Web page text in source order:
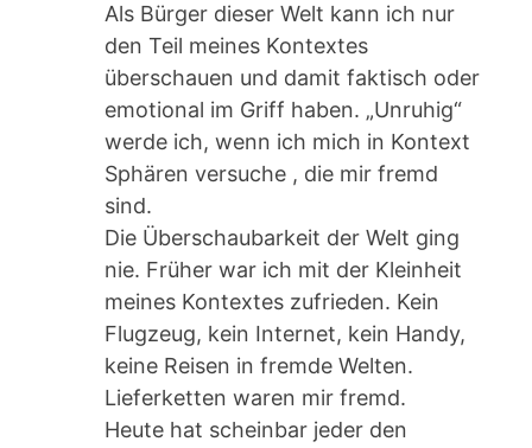
Als Bürger dieser Welt kann ich nur
den Teil meines Kontextes
überschauen und damit faktisch oder
emotional im Griff haben. „Unruhig“
werde ich, wenn ich mich in Kontext
Sphären versuche , die mir fremd
sind.
Die Überschaubarkeit der Welt ging
nie. Früher war ich mit der Kleinheit
meines Kontextes zufrieden. Kein
Flugzeug, kein Internet, kein Handy,
keine Reisen in fremde Welten.
Lieferketten waren mir fremd.
Heute hat scheinbar jeder den